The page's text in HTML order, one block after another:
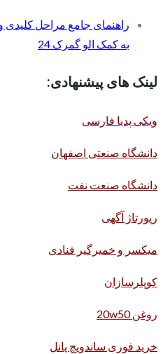
راهنمای جامع مراحل کلیدی
به کمک الو گمرک 24
لینک های پیشنهادی:
ویکی پدیا فارسی
دانشگاه صنعتی اصفهان
دانشگاه صنعت نفت
رپورتاژ آگهی
میکسر و خمیرگیر قنادی
کوپلرسازان
روغن 20w50
خرید فوری ساندویچ پانل